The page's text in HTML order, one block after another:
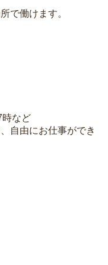
で働けます。
時など
自由にお仕事ができ